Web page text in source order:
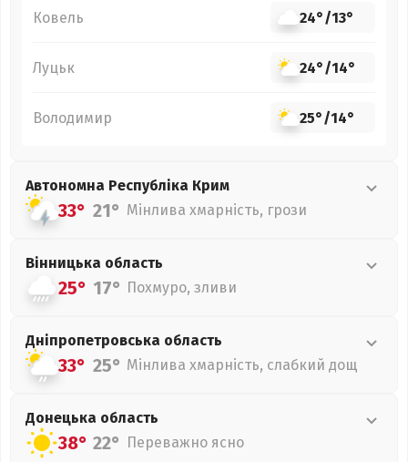
Ковель 24°/13°
Луцьк 24°/14°
Володимир 25°/14°
Автономна Республіка Крим
33° 21° Мінлива хмарність, грози
Вінницька область
25° 17° Похмуро, зливи
Дніпропетровська область
33° 25° Мінлива хмарність, слабкий дощ
Донецька область
38° 22° Переважно ясно